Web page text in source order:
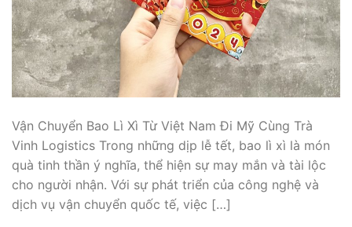
Vận Chuyển Bao Lì Xì Từ Việt Nam Đi Mỹ Cùng Trà
Vinh Logistics Trong những dịp lễ tết, bao lì xì là món
quà tinh thần ý nghĩa, thể hiện sự may mắn và tài lộc
cho người nhận. Với sự phát triển của công nghệ và
dịch vụ vận chuyển quốc tế, việc […]